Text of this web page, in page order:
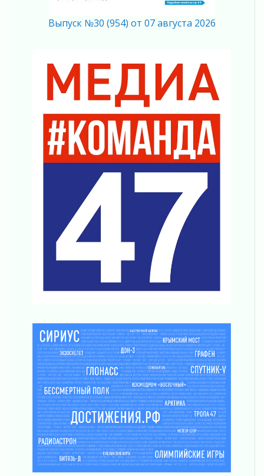
04 августа 2026
Никакого принуждения, только письменное
согласие
04 августа 2026
Без риска для здоровья и кошелька
04 августа 2026
Важная информация
04 августа 2026
Что делать со сбережениями
Награды нашли строителей
Ленобласть повышает производительность
труда в ЖКХ
03 августа 2026
Поддержка волонтерских объединений
Ладожский мост полностью закроют на два
часа
Музеи Ленобласти обновляют пространства
03 августа 2026
Новая площадка: 2027
03 августа 2026
Часть медиков в Ленобласти сможет
рассчитывать на доплату от региона
03 августа 2026
За сутки в Ленинградской области
ликвидировали 10 пожаров
03 августа 2026
Клюква наливается, но в корзинку пока не
просится
Выпуск №30 (954) от 07 августа 2026